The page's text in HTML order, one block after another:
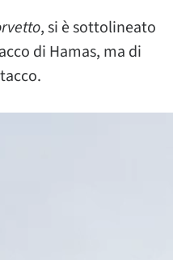
, si è sottolineato
di Hamas, ma di